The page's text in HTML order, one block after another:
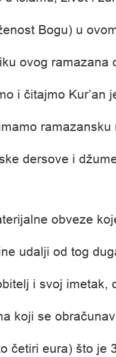
Bogu) u
ovog ramazana
i čitajmo Kur’an
dersove i
obveze
udalji od tog
i svoj imetak,
koji se
četiri eura) što je